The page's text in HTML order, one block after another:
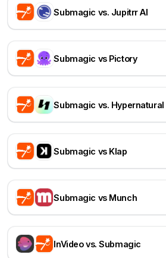
Submagic vs. Jupitrr AI
Submagic vs Pictory
Submagic vs. Hypernatural
Submagic vs Klap
Submagic vs Munch
InVideo vs. Submagic